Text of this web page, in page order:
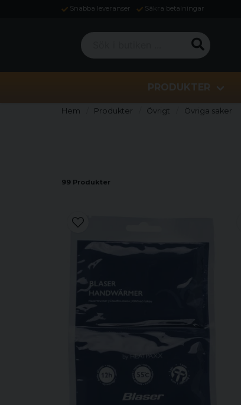
Snabba leveranser Säkra betalningar
Sök i butiken ...
PRODUKTER
Hem Produkter Övrigt Övriga saker
99 Produkter